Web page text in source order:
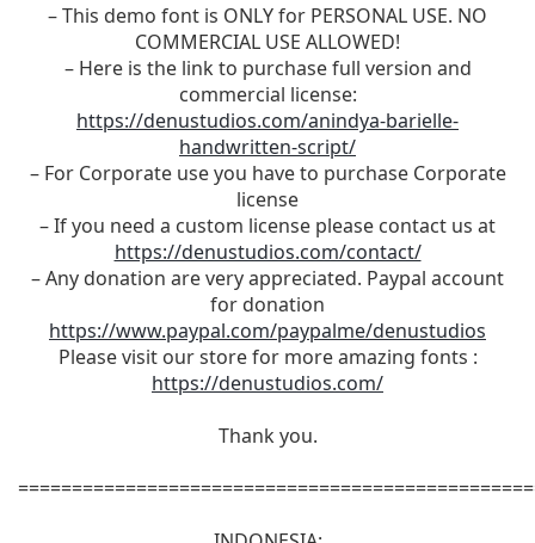
– This demo font is ONLY for PERSONAL USE. NO
COMMERCIAL USE ALLOWED!
– Here is the link to purchase full version and
commercial license:
https://denustudios.com/anindya-barielle-
handwritten-script/
– For Corporate use you have to purchase Corporate
license
– If you need a custom license please contact us at
https://denustudios.com/contact/
– Any donation are very appreciated. Paypal account
for donation
https://www.paypal.com/paypalme/denustudios
Please visit our store for more amazing fonts :
https://denustudios.com/
Thank you.